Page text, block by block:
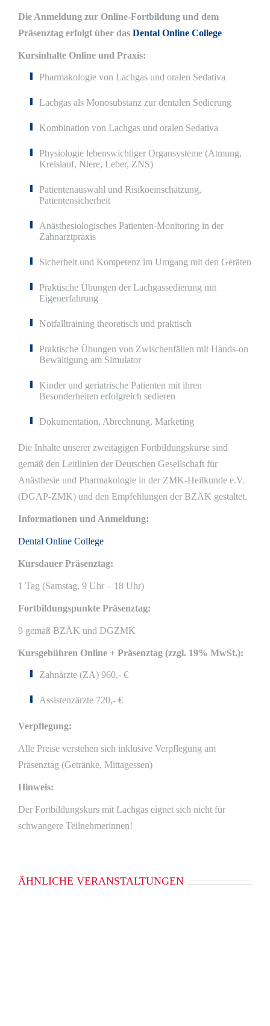
Die Anmeldung zur Online-Fortbildung und dem
Präsenztag erfolgt über das Dental Online College
Kursinhalte Online und Praxis:
Pharmakologie von Lachgas und oralen Sedativa
Lachgas als Monosubstanz zur dentalen Sedierung
Kombination von Lachgas und oralen Sedativa
Physiologie lebenswichtiger Organsysteme (Atmung,
Kreislauf, Niere, Leber, ZNS)
Patientenauswahl und Risikoeinschätzung,
Patientensicherheit
Anästhesiologisches Patienten-Monitoring in der
Zahnarztpraxis
Sicherheit und Kompetenz im Umgang mit den Geräten
Praktische Übungen der Lachgassedierung mit
Eigenerfahrung
Notfalltraining theoretisch und praktisch
Praktische Übungen von Zwischenfällen mit Hands-on
Bewältigung am Simulator
Kinder und geriatrische Patienten mit ihren
Besonderheiten erfolgreich sedieren
Dokumentation, Abrechnung, Marketing
Die Inhalte unserer zweitägigen Fortbildungskurse sind
gemäß den Leitlinien der Deutschen Gesellschaft für
Anästhesie und Pharmakologie in der ZMK-Heilkunde e.V.
(DGAP-ZMK) und den Empfehlungen der BZÄK gestaltet.
Informationen und Anmeldung:
Dental Online College
Kursdauer Präsenztag:
1 Tag (Samstag, 9 Uhr – 18 Uhr)
Fortbildungspunkte Präsenztag:
9 gemäß BZÄK und DGZMK
Kursgebühren Online + Präsenztag (zzgl. 19% MwSt.):
Zahnärzte (ZA) 960,- €
Assistenzärzte 720,- €
Verpflegung:
Alle Preise verstehen sich inklusive Verpflegung am
Präsenztag (Getränke, Mittagessen)
Hinweis:
Der Fortbildungskurs mit Lachgas eignet sich nicht für
schwangere Teilnehmerinnen!
ÄHNLICHE VERANSTALTUNGEN